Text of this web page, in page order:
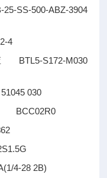
SS-500-ABZ-3904
4
BTL5-S172-M030
030
BCC02R0
4-28 2B)